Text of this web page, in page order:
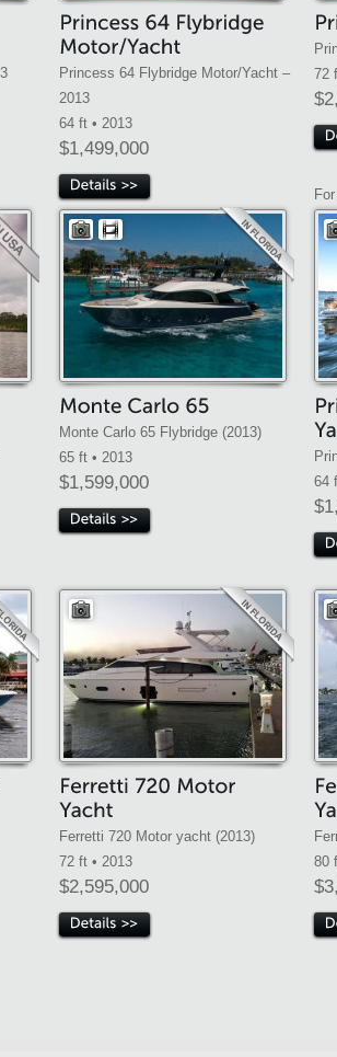
Princess 64 Flybridge Motor/Yacht –
2013
64 ft • 2013
$1,499,000
72
Monte Carlo 65 Flybridge (2013)
65 ft • 2013
$1,599,000
64
Ferretti 720 Motor yacht (2013)
72 ft • 2013
$2,595,000
80